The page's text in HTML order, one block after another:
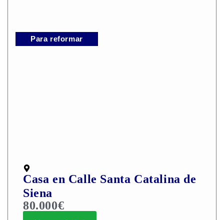
Para reformar
Casa en Calle Santa Catalina de
Siena
80.000€